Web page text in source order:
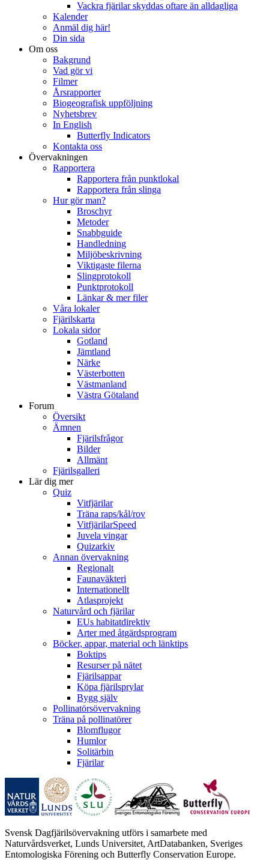
Vackra fjärilar skyddas oftare än alldagliga
Kalender
Anmäl dig här!
Din sida
Om oss
Bakgrund
Vad gör vi
Filmer
Årsrapporter
Biogeografisk uppföljning
Nyhetsbrev
In English
Butterfly Indicators
Kontakta oss
Övervakningen
Rapportera
Rapportera från punktlokal
Rapportera från slinga
Hur gör man?
Broschyr
Metoder
Snabbguide
Handledning
Miljöbeskrivning
Viktigaste filerna
Slingprotokoll
Punktprotokoll
Länkar & mer filer
Våra lokaler
Fjärilskarta
Lokala sidor
Gotland
Jämtland
Närke
Västerbotten
Västmanland
Västra Götaland
Forum
Översikt
Ämnen
Fjärilsfrågor
Bilder
Allmänt
Fjärilsgalleri
Lär dig mer
Quiz
Vitfjärilar
Träna raps/kål/rov
VitfjärilarSpeed
Juvela vingar
Quizarkiv
Annan övervakning
Regionalt
Faunaväkteri
Internationellt
Atlasprojekt
Naturvård och fjärilar
EUs habitatdirektiv
Arter med åtgärdsprogram
Böcker, appar, material och länktips
Boktips
Resurser på nätet
Fjärilsappar
Köpa fjärilsprylar
Bygg själv
Pollinatörsövervakning
Träna på pollinatörer
Blomflugor
Humlor
Solitärbin
Fjärilar
Svensk Dagfjärilsövervakning utförs i samarbete med
Naturvårdsverket, Lunds Universitet, ArtDatabanken, Sveriges
Entomologiska Förening och Butterfly Conservation Europe.